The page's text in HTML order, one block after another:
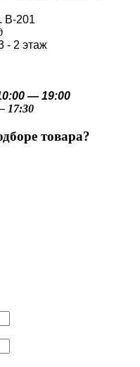
В-201
- 2 этаж
— 19:00
17:30
товара?